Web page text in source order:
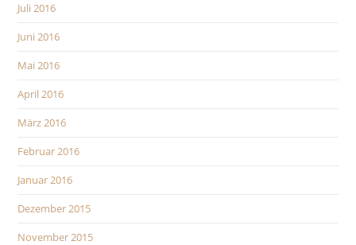
Juli 2016
Juni 2016
Mai 2016
April 2016
März 2016
Februar 2016
Januar 2016
Dezember 2015
November 2015